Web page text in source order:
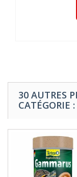
30 AUTRES
CATÉGORIE :